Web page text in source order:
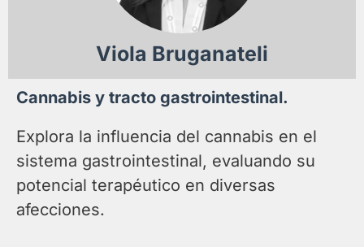
Viola Bruganateli
Cannabis y tracto gastrointestinal.
Explora la influencia del cannabis en el
sistema gastrointestinal, evaluando su
potencial terapéutico en diversas
afecciones.